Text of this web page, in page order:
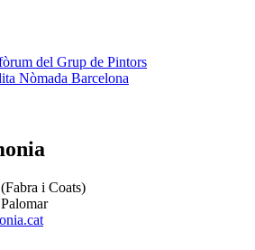
del Grup de Pintors
Nòmada Barcelona
i Coats)